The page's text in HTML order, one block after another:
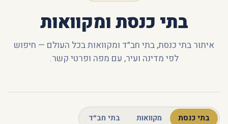
בתי כנסת ומקוואות
איתור בתי כנסת, בתי חב״ד ומקוואות בכל העולם — חיפוש
לפי מדינה ועיר, עם מפה ופרטי קשר.
בתי כנסת מקוואות בתי חב״ד